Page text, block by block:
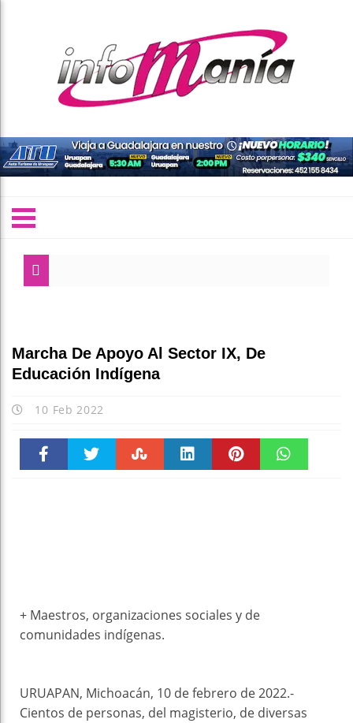
Marcha De Apoyo Al Sector IX, De
Educación Indígena
10 Feb 2022
+ Maestros, organizaciones sociales y de
comunidades indígenas.
URUAPAN, Michoacán, 10 de febrero de 2022.-
Cientos de personas, del magisterio, de diversas